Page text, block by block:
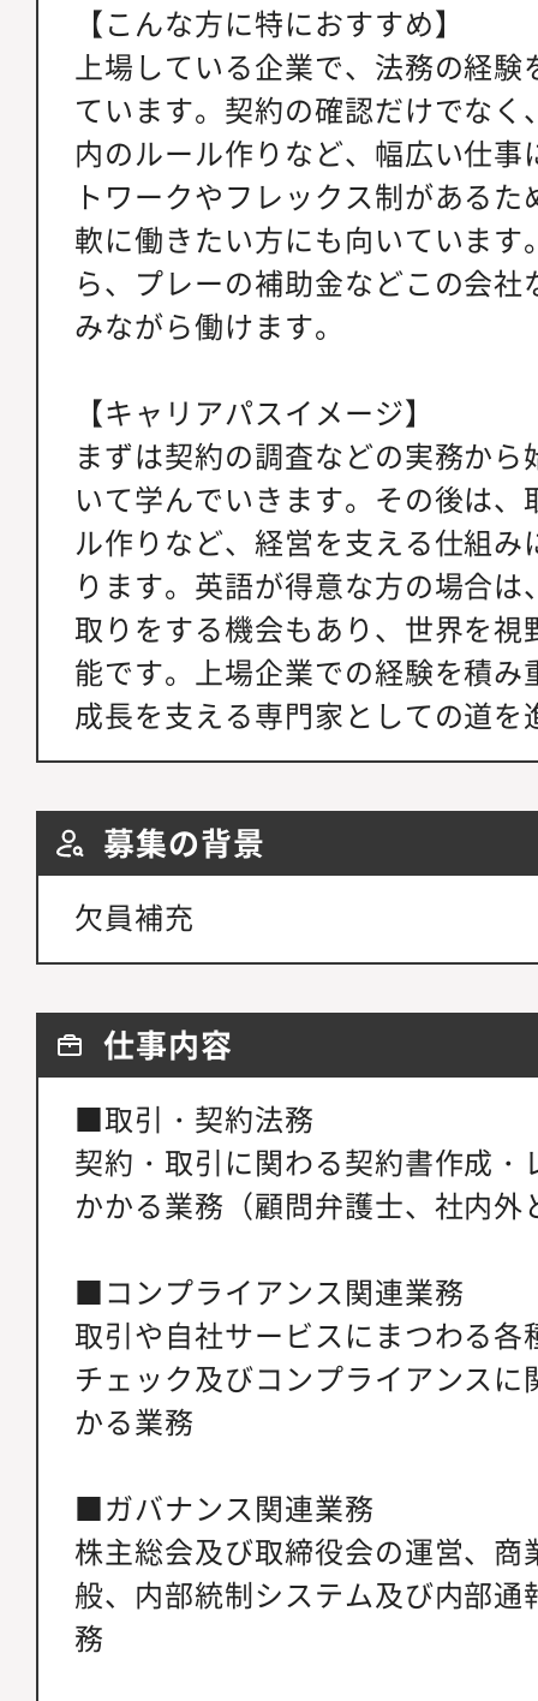
【こんな方に特におすすめ】
上場している企業で、法務の経
ています。契約の確認だけでな
内のルール作りなど、幅広い仕
トワークやフレックス制がある
軟に働きたい方にも向いていま
ら、プレーの補助金などこの会
みながら働けます。
【キャリアパスイメージ】
まずは契約の調査などの実務か
いて学んでいきます。その後は
ル作りなど、経営を支える仕組
ります。英語が得意な方の場合
取りをする機会もあり、世界を
能です。上場企業での経験を積
成長を支える専門家としての道を
募集の背景
欠員補充
仕事内容
■取引・契約法務
契約・取引に関わる契約書作成
かかる業務（顧問弁護士、社内外
■コンプライアンス関連業務
取引や自社サービスにまつわる
チェック及びコンプライアンス
かる業務
■ガバナンス関連業務
株主総会及び取締役会の運営、
般、内部統制システム及び内部
務